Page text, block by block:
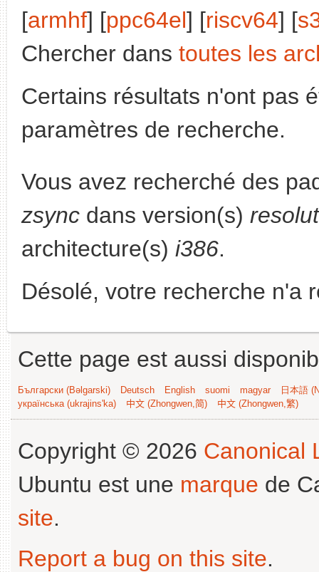
[armhf] [ppc64el] [riscv64] [
Chercher dans toutes les
Certains résultats n'ont pas
paramètres de recherche.
Vous avez recherché des
zsync dans version(s)
architecture(s) i386.
Désolé, votre recherche n'a
Cette page est aussi
Български (Bəlgarski) Deutsch English suomi magyar
日本語
українська (ukrajins'ka)
中文 (Zhongwen,简) 中文 (Zhongwen,繁)
Copyright © 2026 Canonical
Ubuntu est une marque de
site.
Report a bug on this site.